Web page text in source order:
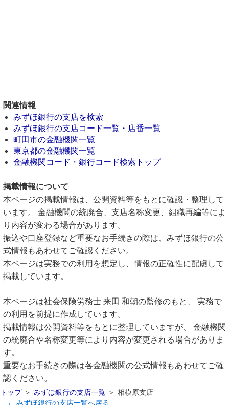
関連情報
みずほ銀行の支店を検索
みずほ銀行の支店コード一覧・店番一覧
町田市の金融機関一覧
東京都の金融機関一覧
金融機関コード・銀行コード検索トップ
掲載情報について
本ページの掲載情報は、公開資料等をもとに確認・整理して
います。 金融機関の統廃合、支店名称変更、組織再編等によ
り内容が変わる場合があります。
振込や口座登録など重要なお手続きの際は、みずほ銀行の公
式情報もあわせてご確認ください。
本ページは実務での利用を想定し、情報の正確性に配慮して
掲載しています。
本ページは社会保険労務士 来田 和朝の監修のもと、 実務で
の利用を前提に作成しています。
掲載情報は公開資料等をもとに整理していますが、 金融機関
の統廃合や名称変更等により内容が変更される場合がありま
す。
重要なお手続きの際は各金融機関の公式情報もあわせてご確
認ください。
トップ みずほ銀行の支店一覧
相模原支店
← みずほ銀行の支店一覧へ戻る